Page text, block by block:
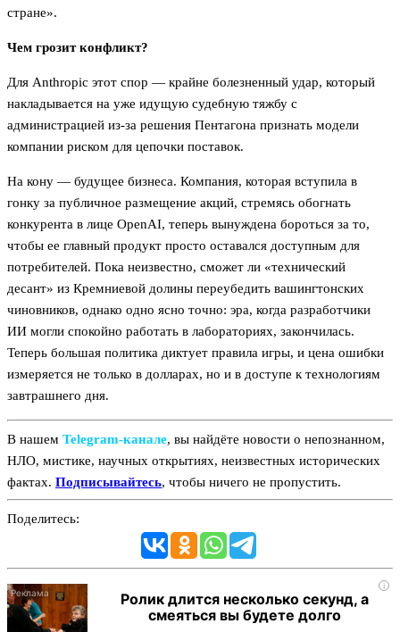
стране».
Чем грозит конфликт?
Для Anthropic этот спор — крайне болезненный удар, который
накладывается на уже идущую судебную тяжбу с
администрацией из-за решения Пентагона признать модели
компании риском для цепочки поставок.
На кону — будущее бизнеса. Компания, которая вступила в
гонку за публичное размещение акций, стремясь обогнать
конкурента в лице OpenAI, теперь вынуждена бороться за то,
чтобы ее главный продукт просто оставался доступным для
потребителей. Пока неизвестно, сможет ли «технический
десант» из Кремниевой долины переубедить вашингтонских
чиновников, однако одно ясно точно: эра, когда разработчики
ИИ могли спокойно работать в лабораториях, закончилась.
Теперь большая политика диктует правила игры, и цена ошибки
измеряется не только в долларах, но и в доступе к технологиям
завтрашнего дня.
В нашем Telegram‑канале, вы найдёте новости о непознанном,
НЛО, мистике, научных открытиях, неизвестных исторических
фактах. Подписывайтесь, чтобы ничего не пропустить.
Поделитесь:
i
Ролик длится несколько секунд, а
смеяться вы будете долго